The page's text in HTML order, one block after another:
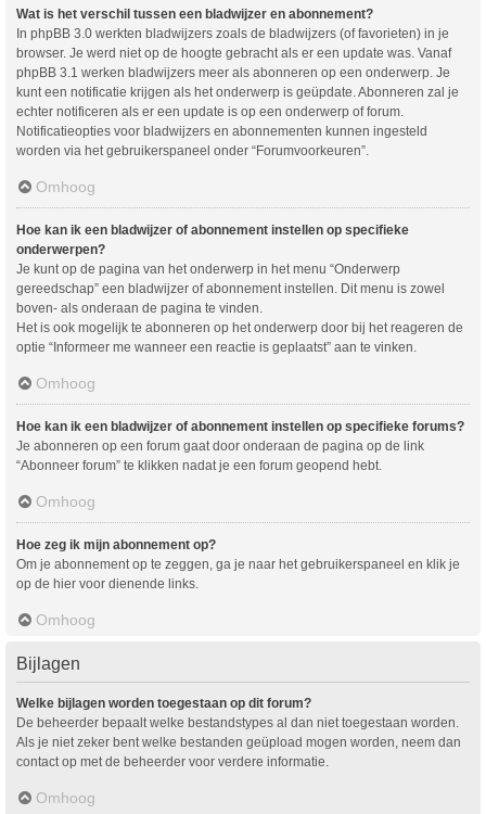
Wat is het verschil tussen een bladwijzer en abonnement?
In phpBB 3.0 werkten bladwijzers zoals de bladwijzers (of favorieten) in je
browser. Je werd niet op de hoogte gebracht als er een update was. Vanaf
phpBB 3.1 werken bladwijzers meer als abonneren op een onderwerp. Je
kunt een notificatie krijgen als het onderwerp is geüpdate. Abonneren zal je
echter notificeren als er een update is op een onderwerp of forum.
Notificatieopties voor bladwijzers en abonnementen kunnen ingesteld
worden via het gebruikerspaneel onder “Forumvoorkeuren”.
Omhoog
Hoe kan ik een bladwijzer of abonnement instellen op specifieke
onderwerpen?
Je kunt op de pagina van het onderwerp in het menu “Onderwerp
gereedschap” een bladwijzer of abonnement instellen. Dit menu is zowel
boven- als onderaan de pagina te vinden.
Het is ook mogelijk te abonneren op het onderwerp door bij het reageren de
optie “Informeer me wanneer een reactie is geplaatst” aan te vinken.
Omhoog
Hoe kan ik een bladwijzer of abonnement instellen op specifieke forums?
Je abonneren op een forum gaat door onderaan de pagina op de link
“Abonneer forum” te klikken nadat je een forum geopend hebt.
Omhoog
Hoe zeg ik mijn abonnement op?
Om je abonnement op te zeggen, ga je naar het gebruikerspaneel en klik je
op de hier voor dienende links.
Omhoog
Bijlagen
Welke bijlagen worden toegestaan op dit forum?
De beheerder bepaalt welke bestandstypes al dan niet toegestaan worden.
Als je niet zeker bent welke bestanden geüpload mogen worden, neem dan
contact op met de beheerder voor verdere informatie.
Omhoog